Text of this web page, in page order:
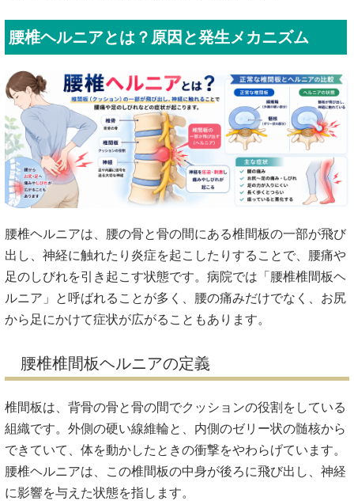
腰椎ヘルニアとは？原因と発生メカニズム
腰椎ヘルニアは、腰の骨と骨の間にある椎間板の一部が飛び
出し、神経に触れたり炎症を起こしたりすることで、腰痛や
足のしびれを引き起こす状態です。病院では「腰椎椎間板ヘ
ルニア」と呼ばれることが多く、腰の痛みだけでなく、お尻
から足にかけて症状が広がることもあります。
腰椎椎間板ヘルニアの定義
椎間板は、背骨の骨と骨の間でクッションの役割をしている
組織です。外側の硬い線維輪と、内側のゼリー状の髄核から
できていて、体を動かしたときの衝撃をやわらげています。
腰椎ヘルニアは、この椎間板の中身が後ろに飛び出し、神経
に影響を与えた状態を指します。